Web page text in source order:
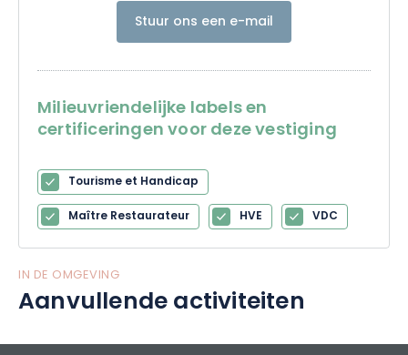
Stuur ons een e-mail
Milieuvriendelijke labels en
certificeringen voor deze vestiging
Tourisme et Handicap
Maître Restaurateur
HVE VDC
IN DE OMGEVING
Aanvullende activiteiten